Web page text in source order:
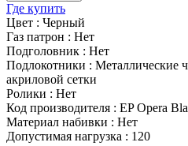
Где купить
Цвет : Черный
Газ патрон : Нет
Подголовник : Нет
Подлокотники : Металлические
акриловой сетки
Ролики : Нет
Код производителя : EP Opera
Материал набивки : Нет
Допустимая нагрузка : 120